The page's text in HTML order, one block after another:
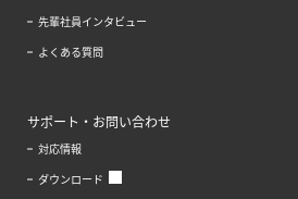
先輩社員インタビュー
よくある質問
サポート・お問い合わせ
対応情報
ダウンロード